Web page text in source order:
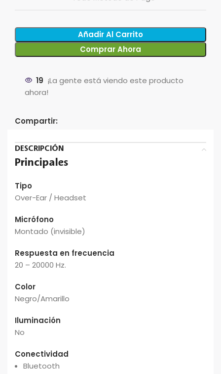
Añadir Al Carrito
Comprar Ahora
19 ¡La gente está viendo este producto
ahora!
Compartir:
DESCRIPCIÓN
Principales
Tipo
Over-Ear / Headset
Micrófono
Montado (invisible)
Respuesta en frecuencia
20 – 20000 Hz.
Color
Negro/Amarillo
Iluminación
No
Conectividad
Bluetooth